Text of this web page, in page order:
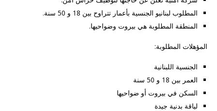
المطلوب لبنانيو الجنسية بأعمار تتراوح بين 18 و 50 سنة.
المنطقة المطلوبة هي بيروت وضواحيها.
المؤهلات المطلوبة:
الجنسية اللبنانية
العمر بين 18 و 50 سنة
السكن في بيروت أو ضواحيها
لياقة بدنية جيدة